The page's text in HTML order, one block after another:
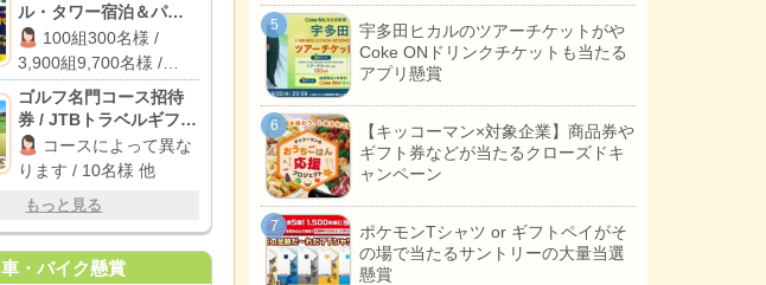
ル・タワー宿泊＆パー
ク貸切イベント / パーク
貸切イベント招待 / 1万
円キャッシュバック
100組300名様 /
3,900組9,700名様 /
2,000名様
ゴルフ名門コース招待
券 / JTBトラベルギフト
10万円分 他
コースによって異な
ります / 10名様 他
もっと見る
車・バイク懸賞
宇多田ヒカルのツアーチケットがや
Coke ONドリンクチケットも当たる
アプリ懸賞
【キッコーマン×対象企業】商品券や
ギフト券などが当たるクローズドキ
ャンペーン
ポケモンTシャツ or ギフトペイがそ
の場で当たるサントリーの大量当選
懸賞